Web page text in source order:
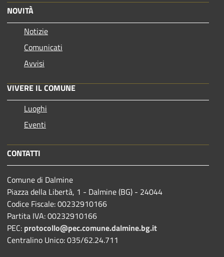
NOVITÀ
Notizie
Comunicati
Avvisi
VIVERE IL COMUNE
Luoghi
Eventi
CONTATTI
Comune di Dalmine
Piazza della Libertà, 1 - Dalmine (BG) - 24044
Codice Fiscale: 00232910166
Partita IVA: 00232910166
PEC: protocollo@pec.comune.dalmine.bg.it
Centralino Unico: 035/62.24.711